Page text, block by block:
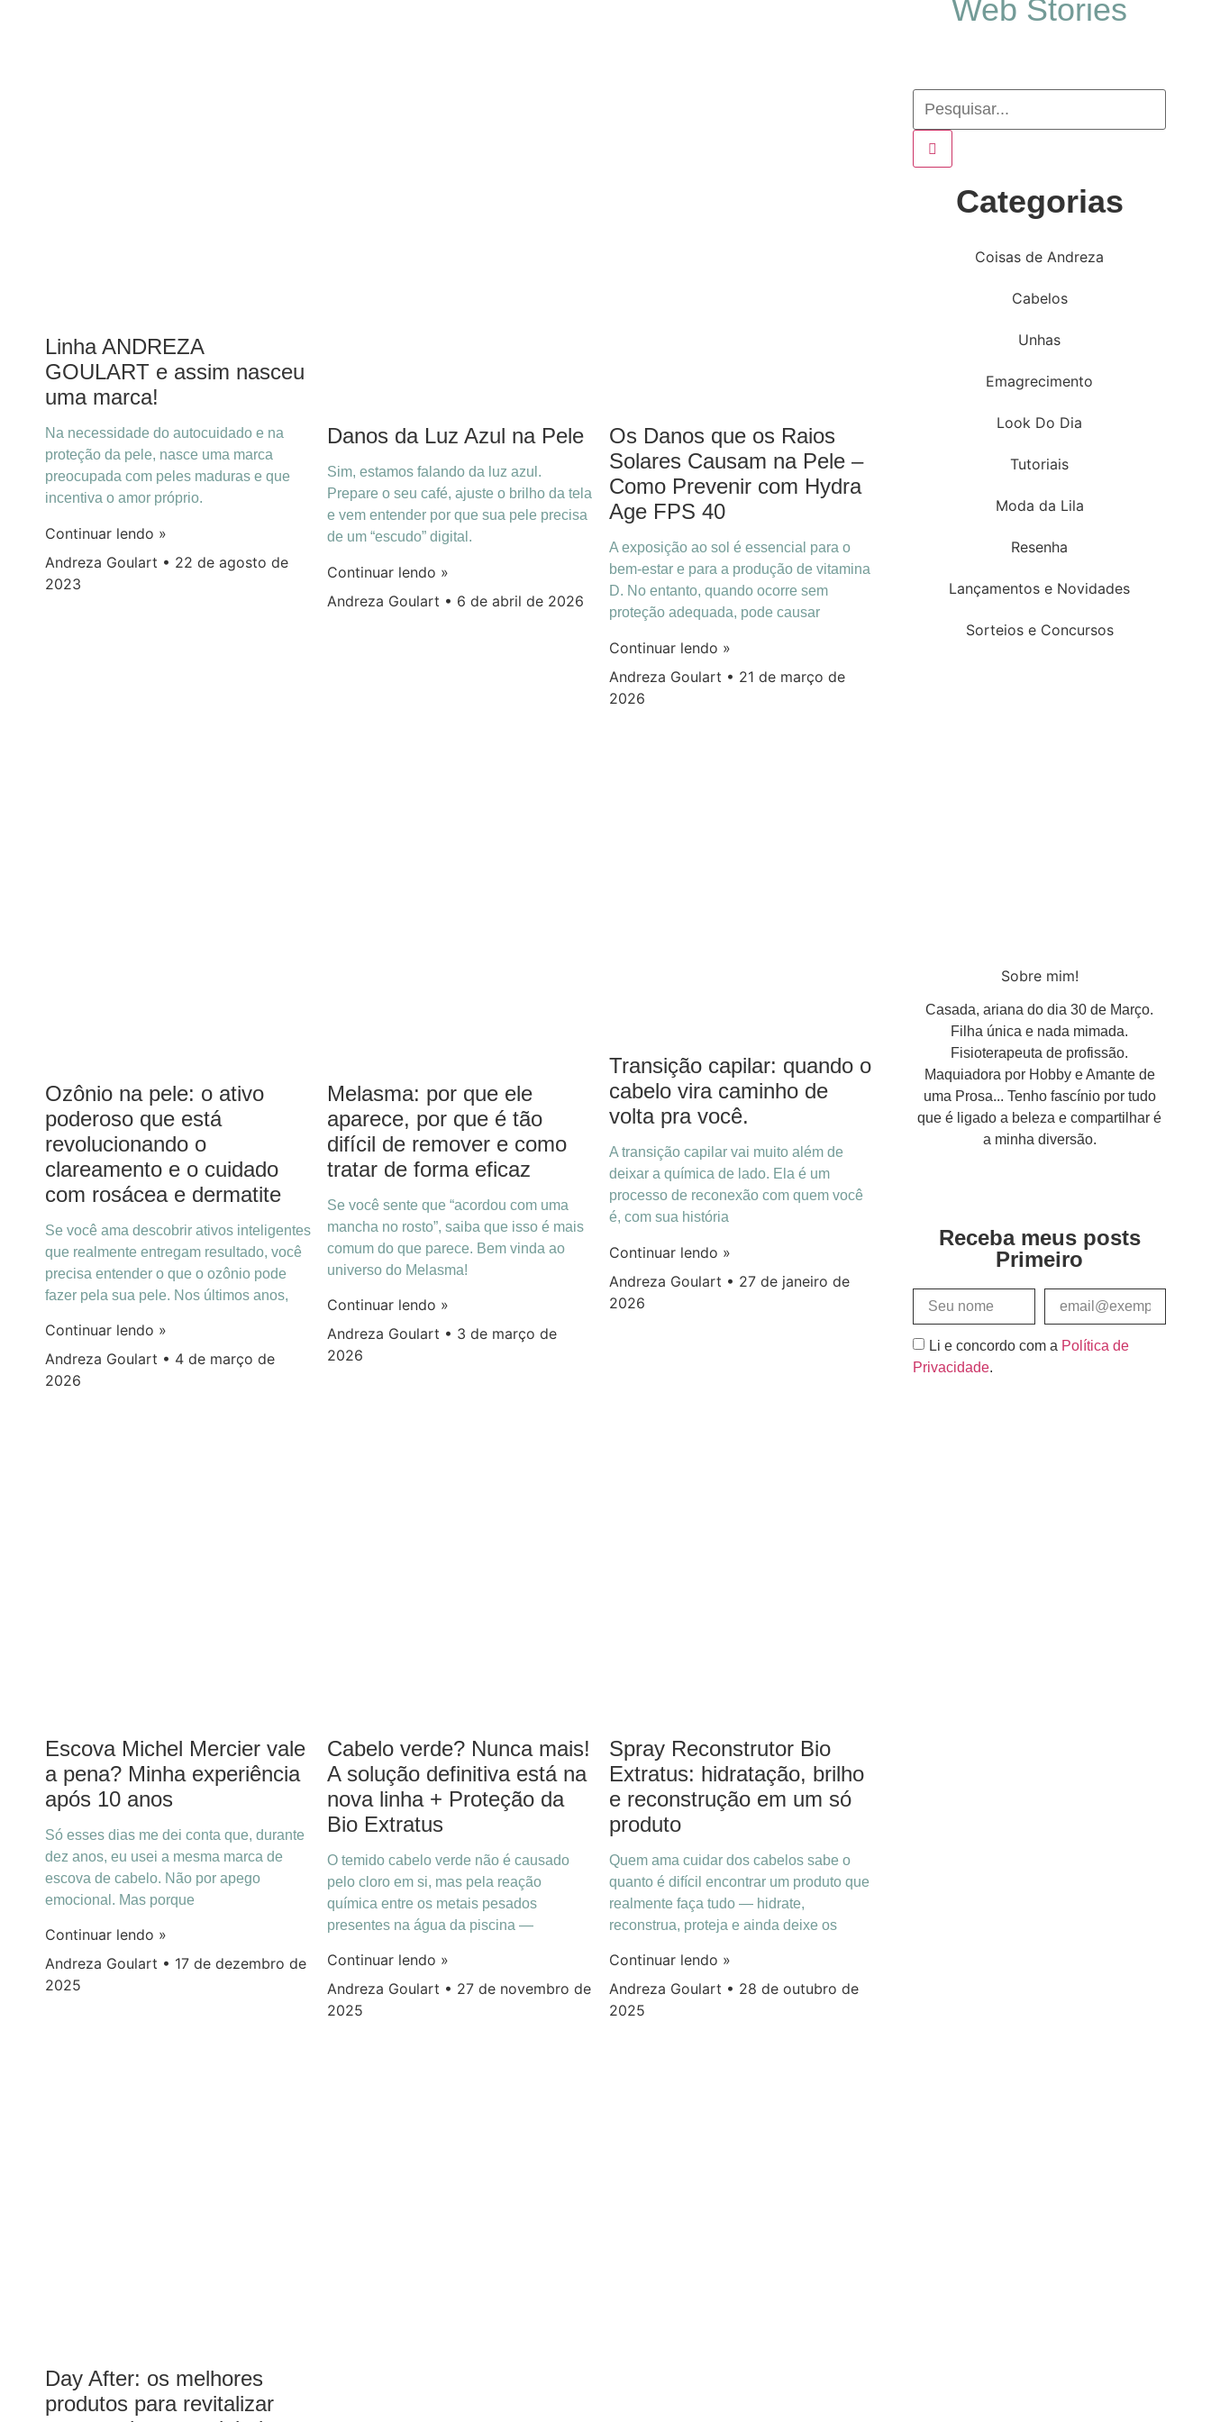
Linha ANDREZA
GOULART e assim nasceu
uma marca!
Na necessidade do autocuidado e na
proteção da pele, nasce uma marca
preocupada com peles maduras e que
incentiva o amor próprio.
Continuar lendo »
Andreza Goulart
22 de agosto de
2023
Danos da Luz Azul na Pele
Sim, estamos falando da luz azul.
Prepare o seu café, ajuste o brilho da tela
e vem entender por que sua pele precisa
de um “escudo” digital.
Continuar lendo »
Andreza Goulart
6 de abril de 2026
Os Danos que os Raios
Solares Causam na Pele –
Como Prevenir com Hydra
Age FPS 40
A exposição ao sol é essencial para o
bem-estar e para a produção de vitamina
D. No entanto, quando ocorre sem
proteção adequada, pode causar
Continuar lendo »
Andreza Goulart
21 de março de
2026
Ozônio na pele: o ativo
poderoso que está
revolucionando o
clareamento e o cuidado
com rosácea e dermatite
Se você ama descobrir ativos inteligentes
que realmente entregam resultado, você
precisa entender o que o ozônio pode
fazer pela sua pele. Nos últimos anos,
Continuar lendo »
Andreza Goulart
4 de março de
2026
Melasma: por que ele
aparece, por que é tão
difícil de remover e como
tratar de forma eficaz
Se você sente que “acordou com uma
mancha no rosto”, saiba que isso é mais
comum do que parece. Bem vinda ao
universo do Melasma!
Continuar lendo »
Andreza Goulart
3 de março de
2026
Transição capilar: quando o
cabelo vira caminho de
volta pra você.
A transição capilar vai muito além de
deixar a química de lado. Ela é um
processo de reconexão com quem você
é, com sua história
Continuar lendo »
Andreza Goulart
27 de janeiro de
2026
Escova Michel Mercier vale
a pena? Minha experiência
após 10 anos
Só esses dias me dei conta que, durante
dez anos, eu usei a mesma marca de
escova de cabelo. Não por apego
emocional. Mas porque
Continuar lendo »
Andreza Goulart
17 de dezembro de
2025
Cabelo verde? Nunca mais!
A solução definitiva está na
nova linha + Proteção da
Bio Extratus
O temido cabelo verde não é causado
pelo cloro em si, mas pela reação
química entre os metais pesados
presentes na água da piscina —
Continuar lendo »
Andreza Goulart
27 de novembro de
2025
Spray Reconstrutor Bio
Extratus: hidratação, brilho
e reconstrução em um só
produto
Quem ama cuidar dos cabelos sabe o
quanto é difícil encontrar um produto que
realmente faça tudo — hidrate,
reconstrua, proteja e ainda deixe os
Continuar lendo »
Andreza Goulart
28 de outubro de
2025
Day After: os melhores
produtos para revitalizar
Web Stories
Categorias
Coisas de Andreza
Cabelos
Unhas
Emagrecimento
Look Do Dia
Tutoriais
Moda da Lila
Resenha
Lançamentos e Novidades
Sorteios e Concursos
Sobre mim!
Casada, ariana do dia 30 de Março.
Filha única e nada mimada.
Fisioterapeuta de profissão.
Maquiadora por Hobby e Amante de
uma Prosa... Tenho fascínio por tudo
que é ligado a beleza e compartilhar é
a minha diversão.
Receba meus posts
Primeiro
Li e concordo com a Política de
Privacidade.